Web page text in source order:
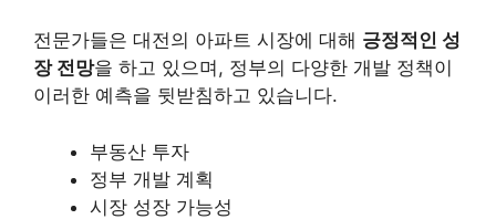
전문가들은 대전의 아파트 시장에 대해 긍정적인 성
장 전망을 하고 있으며, 정부의 다양한 개발 정책이
이러한 예측을 뒷받침하고 있습니다.
부동산 투자
정부 개발 계획
시장 성장 가능성